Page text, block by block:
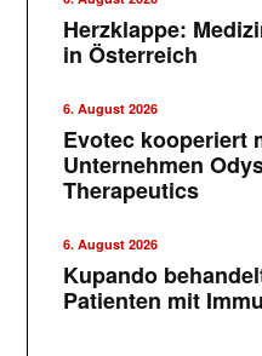
Herzklappe:
in Österreich
6. August 2026
Evotec kooperiert
Unternehmen
Therapeutics
6. August 2026
Kupando
Patienten mit